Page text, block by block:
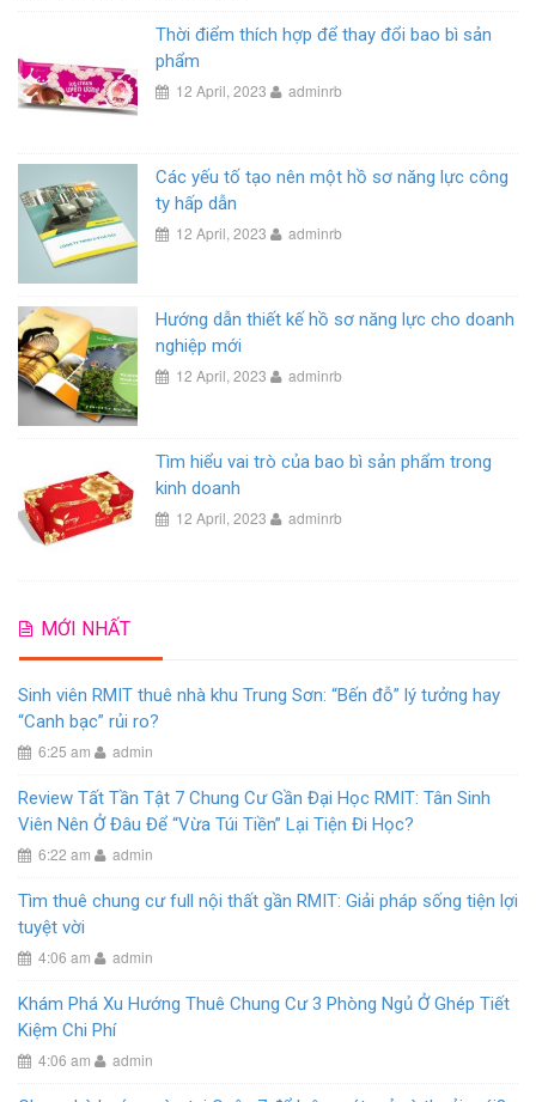
Thời điểm thích hợp để thay đổi bao bì sản
phẩm
12 April, 2023 adminrb
Các yếu tố tạo nên một hồ sơ năng lực công
ty hấp dẫn
12 April, 2023 adminrb
Hướng dẫn thiết kế hồ sơ năng lực cho doanh
nghiệp mới
12 April, 2023 adminrb
Tìm hiểu vai trò của bao bì sản phẩm trong
kinh doanh
12 April, 2023 adminrb
MỚI NHẤT
Sinh viên RMIT thuê nhà khu Trung Sơn: “Bến đỗ” lý tưởng hay
“Canh bạc” rủi ro?
6:25 am admin
Review Tất Tần Tật 7 Chung Cư Gần Đại Học RMIT: Tân Sinh
Viên Nên Ở Đâu Để “Vừa Túi Tiền” Lại Tiện Đi Học?
6:22 am admin
Tìm thuê chung cư full nội thất gần RMIT: Giải pháp sống tiện lợi
tuyệt vời
4:06 am admin
Khám Phá Xu Hướng Thuê Chung Cư 3 Phòng Ngủ Ở Ghép Tiết
Kiệm Chi Phí
4:06 am admin